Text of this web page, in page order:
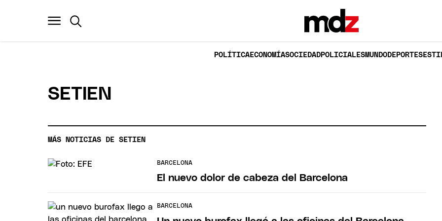
POLÍTICAECONOMÍASOCIEDADPOLICIALESMUNDODEPORTES
SETIEN
MÁS NOTICIAS DE SETIEN
BARCELONA
El nuevo dolor de cabeza del Barcelona
BARCELONA